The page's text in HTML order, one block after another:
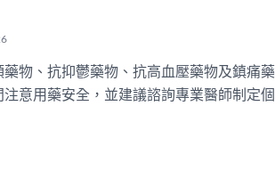
物、抗抑鬱藥物、抗高血壓藥物及鎮痛藥
意用藥安全，並建議諮詢專業醫師制定個